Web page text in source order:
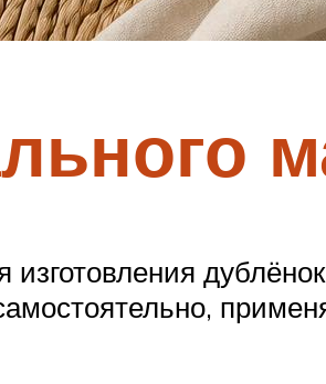
изготовления